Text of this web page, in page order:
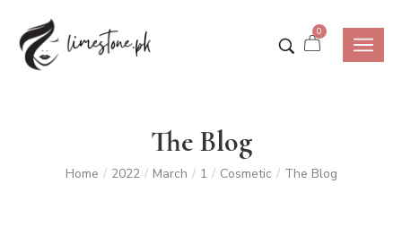
0
The Blog
Home / 2022 / March / 1 / Cosmetic / The Blog